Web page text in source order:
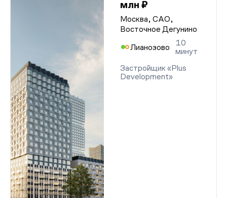
млн ₽
Москва, САО,
Восточное Дегунино
Лианозово
10
минут
Застройщик «Plus
Development»